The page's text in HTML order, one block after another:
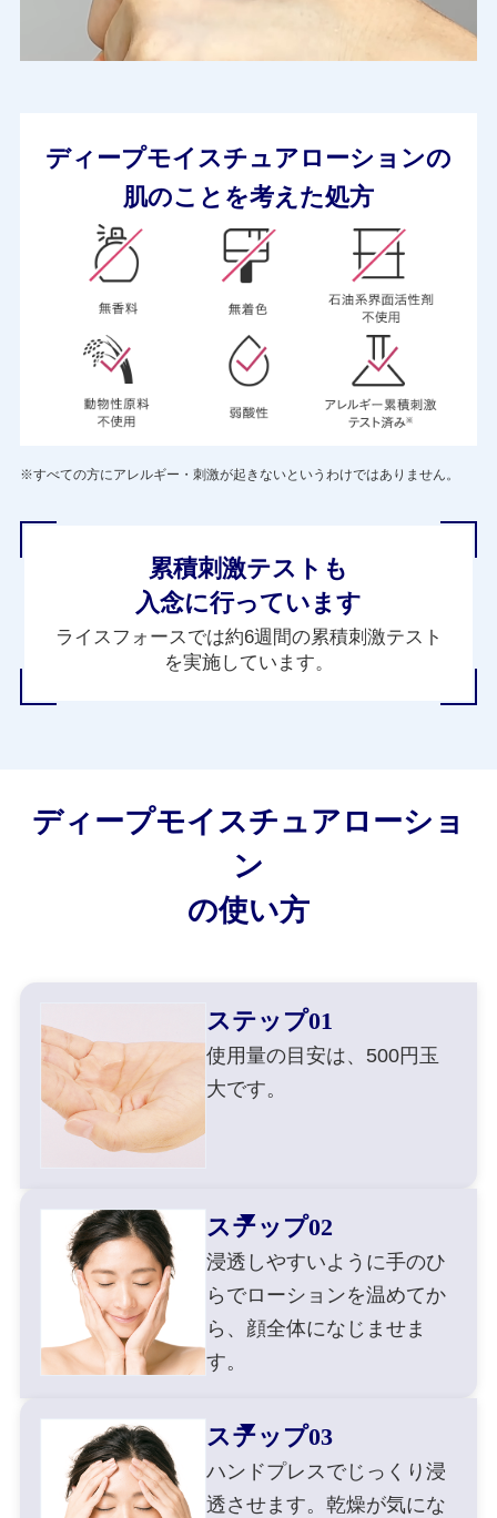
ディープモイスチュアローションの
肌のことを考えた処方
※すべての方にアレルギー・刺激が起きないというわけではありません。
累積刺激テストも
入念に行っています
ライスフォースでは約6週間の累積刺激テスト
を実施しています。
ディープモイスチュアローショ
ン
の使い方
ステップ01
使用量の目安は、500円玉
大です。
ステップ02
浸透しやすいように手のひ
らでローションを温めてか
ら、顔全体になじませま
す。
ステップ03
ハンドプレスでじっくり浸
透させます。乾燥が気にな